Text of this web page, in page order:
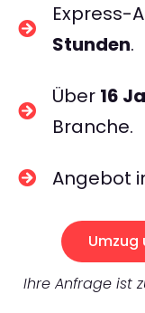
Express-
Stunden.
Über 16
Branche.
Angebot
Ihre Anfrage ist